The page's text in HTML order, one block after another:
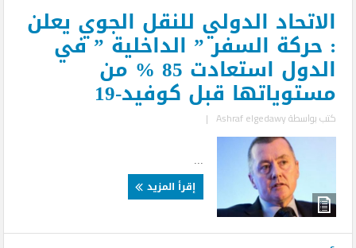
الاتحاد الدولي للنقل الجوي يعلن
: حركة السفر ” الداخلية ” في
الدول استعادت 85 % من
مستوياتها قبل كوفيد-19
كتب بواسطةAshraf elgedawy
|
إقرأ المزيد